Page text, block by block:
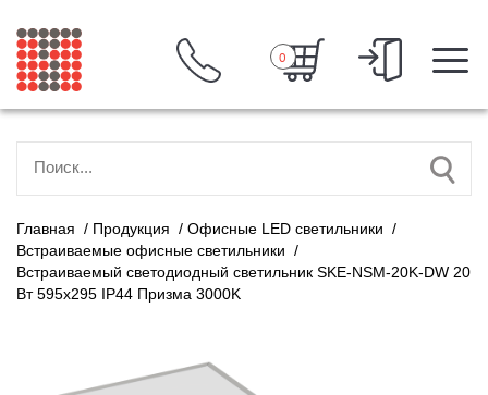
0
Главная / Продукция / Офисные LED светильники /
Встраиваемые офисные светильники /
Встраиваемый светодиодный светильник SKE-NSM-20K-DW 20
Вт 595x295 IP44 Призма 3000K